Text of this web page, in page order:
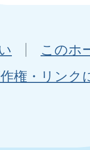
このホ
権・リンク